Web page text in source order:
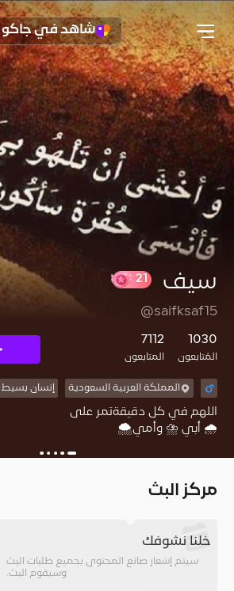
شاهد في جاكو
سيف
@saifksaf15
1030
المُتابعون
7112
المتابعون
المملكة العربية السعودية إنسان بسيط
مركز البث
خلنا نشوفك
سيتم إشعار صانع المحتوى بجميع طلبات البث
وسيقوم البث.